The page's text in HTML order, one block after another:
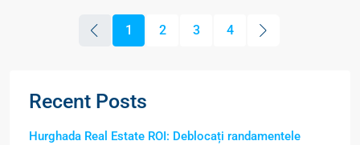
1 2 3 4
Recent Posts
Hurghada Real Estate ROI: Deblocați randamentele